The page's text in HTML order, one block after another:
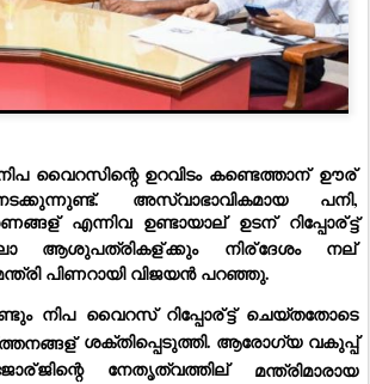
വൈറസിന്റെ ഉറവിടം കണ്ടെത്താന് ഊര്
അസ്വാഭാവികമായ പനി,
എന്നിവ ഉണ്ടായാല് ഉടന് റിപ്പോര്ട്ട്
ആശുപത്രികള്ക്കും നിര്ദേശം നല്
പിണറായി വിജയൻ പറഞ്ഞു.
നിപ വൈറസ് റിപ്പോര്ട്ട് ചെയ്തതോടെ
ശക്തിപ്പെടുത്തി. ആരോഗ്യ വകുപ്പ്
ജിന്റെ നേതൃത്വത്തില് മന്ത്രിമാരായ